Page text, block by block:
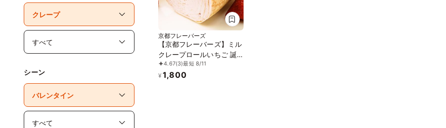
シーン
京都フレーバーズ
【京都フレーバーズ】ミル
クレープロールいちご 誕
生日プレゼント 贈り物に
最適 お中元2026
4.67(3)最短 8/11
¥ 1,800